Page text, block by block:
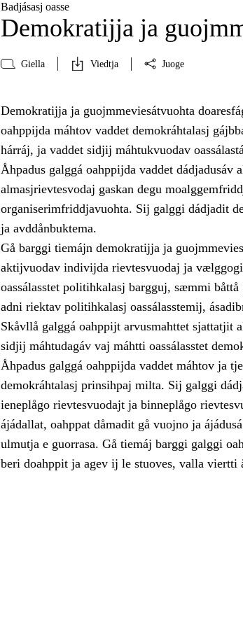
Badjásasj oasse
Demokratijja ja
Giella Viedtja Juoge
Demokratijja ja guojmmeviesátvuohta
oahppijda máhtov vaddet demokráhtalasj
hárráj, ja vaddet sidjij máhtukvuodav
Åhpadus galggá oahppijda vaddet dádjadusáv
almasjrievtesvodaj gaskan degu
organiserimfriddjavuohta. Sij galggi dádjadit
ja avddånbuktema.
Gå barggi tiemájn demokratijja ja
aktijvuodav indivijda rievtesvuodaj ja
oassálasstet politihkalasj bargguj, sæmmi båttå
adni riektav politihkalasj oassálasstemij,
Skåvllå galggá oahppijt arvusmahttet sjattatjit
sidjij máhtudagáv vaj máhtti oassálasstet
Åhpadus galggá oahppijda vaddet máhtov ja
demokráhtalasj prinsihpaj milta. Sij galggi
ieneplågo rievtesvuodajt ja binneplågo
ájádallat, oahppat dåmadit gå vuojno ja
ulmutja e guorrasa. Gå tiemáj barggi galggi
beri doahppit ja agev ij le stuoves, valla viertti